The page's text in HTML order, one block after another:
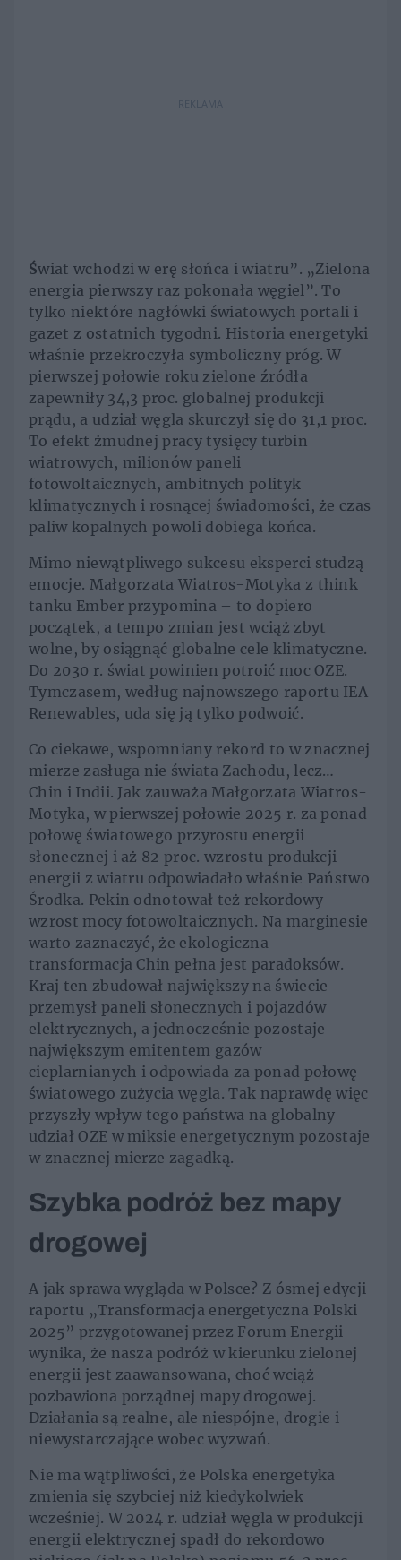
REKLAMA
Świat wchodzi w erę słońca i wiatru”. „Zielona
energia pierwszy raz pokonała węgiel”. To
tylko niektóre nagłówki światowych portali i
gazet z ostatnich tygodni. Historia energetyki
właśnie przekroczyła symboliczny próg. W
pierwszej połowie roku zielone źródła
zapewniły 34,3 proc. globalnej produkcji
prądu, a udział węgla skurczył się do 31,1 proc.
To efekt żmudnej pracy tysięcy turbin
wiatrowych, milionów paneli
fotowoltaicznych, ambitnych polityk
klimatycznych i rosnącej świadomości, że czas
paliw kopalnych powoli dobiega końca.
Mimo niewątpliwego sukcesu eksperci studzą
emocje. Małgorzata Wiatros-Motyka z think
tanku Ember przypomina – to dopiero
początek, a tempo zmian jest wciąż zbyt
wolne, by osiągnąć globalne cele klimatyczne.
Do 2030 r. świat powinien potroić moc OZE.
Tymczasem, według najnowszego raportu IEA
Renewables, uda się ją tylko podwoić.
Co ciekawe, wspomniany rekord to w znacznej
mierze zasługa nie świata Zachodu, lecz…
Chin i Indii. Jak zauważa Małgorzata Wiatros-
Motyka, w pierwszej połowie 2025 r. za ponad
połowę światowego przyrostu energii
słonecznej i aż 82 proc. wzrostu produkcji
energii z wiatru odpowiadało właśnie Państwo
Środka. Pekin odnotował też rekordowy
wzrost mocy fotowoltaicznych. Na marginesie
warto zaznaczyć, że ekologiczna
transformacja Chin pełna jest paradoksów.
Kraj ten zbudował największy na świecie
przemysł paneli słonecznych i pojazdów
elektrycznych, a jednocześnie pozostaje
największym emitentem gazów
cieplarnianych i odpowiada za ponad połowę
światowego zużycia węgla. Tak naprawdę więc
przyszły wpływ tego państwa na globalny
udział OZE w miksie energetycznym pozostaje
w znacznej mierze zagadką.
Szybka podróż bez mapy
drogowej
A jak sprawa wygląda w Polsce? Z ósmej edycji
raportu „Transformacja energetyczna Polski
2025” przygotowanej przez Forum Energii
wynika, że nasza podróż w kierunku zielonej
energii jest zaawansowana, choć wciąż
pozbawiona porządnej mapy drogowej.
Działania są realne, ale niespójne, drogie i
niewystarczające wobec wyzwań.
Nie ma wątpliwości, że Polska energetyka
zmienia się szybciej niż kiedykolwiek
wcześniej. W 2024 r. udział węgla w produkcji
energii elektrycznej spadł do rekordowo